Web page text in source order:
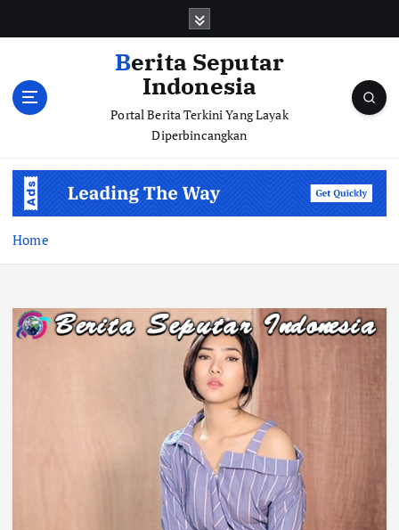
Berita Seputar
Indonesia
Portal Berita Terkini Yang Layak
Diperbincangkan
Home